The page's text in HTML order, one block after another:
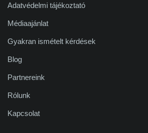
Adatvédelmi tájékoztató
Médiaajánlat
Gyakran ismételt kérdések
Blog
Partnereink
Rólunk
Kapcsolat